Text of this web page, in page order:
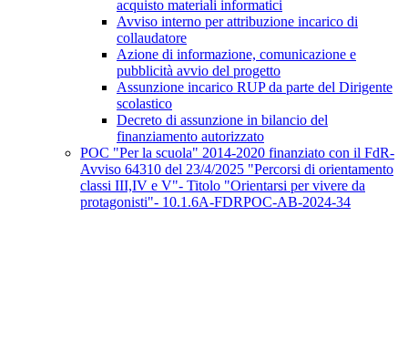
acquisto materiali informatici
Avviso interno per attribuzione incarico di
collaudatore
Azione di informazione, comunicazione e
pubblicità avvio del progetto
Assunzione incarico RUP da parte del Dirigente
scolastico
Decreto di assunzione in bilancio del
finanziamento autorizzato
POC "Per la scuola" 2014-2020 finanziato con il FdR-
Avviso 64310 del 23/4/2025 "Percorsi di orientamento
classi III,IV e V"- Titolo "Orientarsi per vivere da
protagonisti"- 10.1.6A-FDRPOC-AB-2024-34